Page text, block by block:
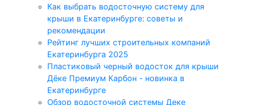
Как выбрать водосточную систему для
крыши в Екатеринбурге: советы и
рекомендации
Рейтинг лучших строительных компаний
Екатеринбурга 2025
Пластиковый черный водосток для крыши
Дёке Премиум Карбон - новинка в
Екатеринбурге
Обзор водосточной системы Деке